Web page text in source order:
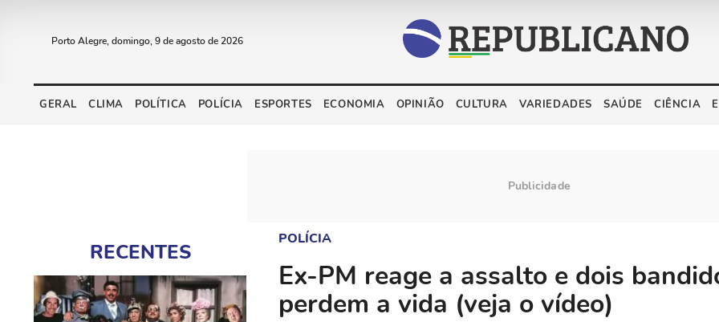
Porto Alegre, domingo, 9 de agosto de 2026
GERAL CLIMA POLÍTICA POLÍCIA ESPORTES ECONOMIA OPINIÃO CULTURA VARIEDADES SAÚDE CIÊNCIA
RECENTES
POLÍCIA
Ex-PM reage a assalto e dois
perdem a vida (veja o vídeo)